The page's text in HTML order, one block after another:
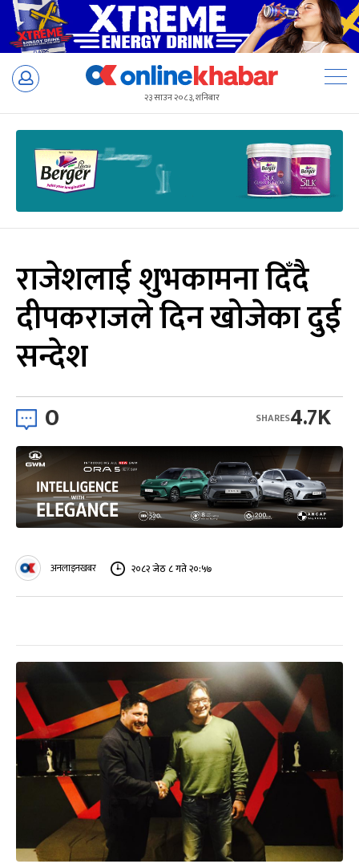
Skip
२३ साउन २०८३, शनिबार
राजेशलाई शुभकामना दिँदै
दीपकराजले दिन खोजेका दुई
सन्देश
0 4.7K
SHARES
अनलाइनखबर २०८२ जेठ ८ गते २०:५७